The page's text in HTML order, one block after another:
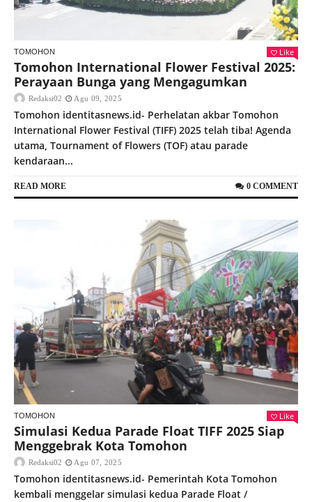
TOMOHON Like
Tomohon International Flower Festival 2025:
Perayaan Bunga yang Mengagumkan
Redaksi02 Agu 09, 2025
Tomohon identitasnews.id- Perhelatan akbar Tomohon
International Flower Festival (TIFF) 2025 telah tiba! Agenda
utama, Tournament of Flowers (TOF) atau parade
kendaraan...
READ MORE 0 COMMENT
TOMOHON Like
Simulasi Kedua Parade Float TIFF 2025 Siap
Menggebrak Kota Tomohon
Redaksi02 Agu 07, 2025
Tomohon identitasnews.id- Pemerintah Kota Tomohon
kembali menggelar simulasi kedua Parade Float /